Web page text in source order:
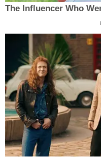
The Influencer Who